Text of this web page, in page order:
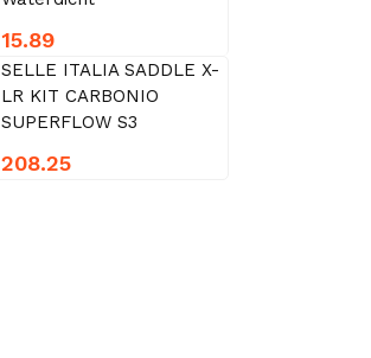
15.89
SELLE ITALIA SADDLE X-
LR KIT CARBONIO
SUPERFLOW S3
208.25